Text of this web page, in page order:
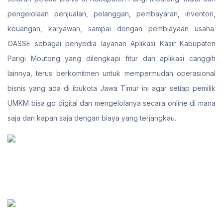
pengelolaan penjualan, pelanggan, pembayaran, inventori,
keuangan, karyawan, sampai dengan pembiayaan usaha.
OASSE sebagai penyedia layanan Aplikasi Kasir Kabupaten
Parigi Moutong yang dilengkapi fitur dan aplikasi canggih
lainnya, terus berkomitmen untuk mempermudah operasional
bisnis yang ada di ibukota Jawa Timur ini agar setiap pemilik
UMKM bisa go digital dan mengelolanya secara online di mana
saja dan kapan saja dengan biaya yang terjangkau.